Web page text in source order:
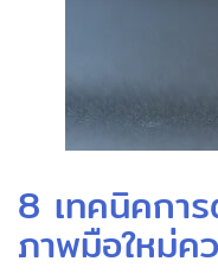
8 เทคนิคกา
ภาพมือใหม่ค